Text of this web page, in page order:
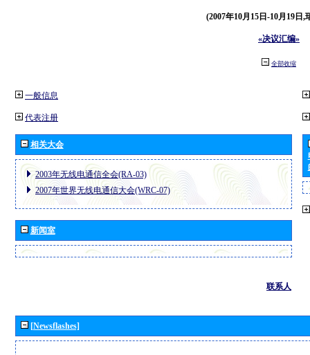
(2007年10月15日-10月19日,
«决议汇编»
全部收缩
一般信息
代表注册
相关大会
2003年无线电通信全会(RA-03)
2007年世界无线电通信大会(WRC-07)
新闻室
联系人
[Newsflashes]